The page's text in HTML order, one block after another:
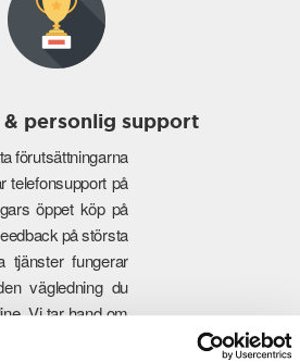
& personlig support
förutsättningarna
telefonsupport på
öppet köp på
på största
fungerar
vägledning du
Vi tar hand om